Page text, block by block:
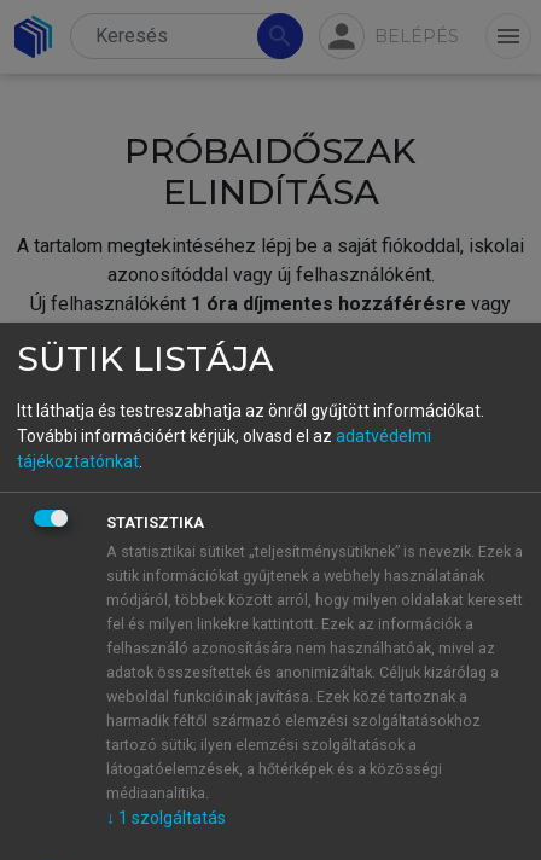
search person BELÉPÉS menu
PRÓBAIDŐSZAK
ELINDÍTÁSA
A tartalom megtekintéséhez lépj be a saját fiókoddal, iskolai
azonosítóddal vagy új felhasználóként.
Új felhasználóként 1 óra díjmentes hozzáférésre vagy
fiókoddal,vagy hozz létre új fiókot.
A regisztráció után apróbaidőszakautomatikusan
BELÉPÉS SAJÁT FIÓKKAL
ÚJ FIÓK LÉTREHOZÁSA
1 óra díjmentes hozzáférés
E-MAIL-CÍM
SÜTIK LISTÁJA
Itt láthatja és testreszabhatja az önről gyűjtött információkat.
További információért kérjük, olvasd el az adatvédelmi
tájékoztatónkat
STATISZTIKA
A statisztikai sütiket „teljesítménysütiknek” is nevezik. Ezek a
sütik információkat gyűjtenek a webhely használatának
módjáról, többek között arról, hogy milyen oldalakat keresett
fel és milyen linkekre kattintott. Ezek az információk a
felhasználó azonosítására nem használhatóak, mivel az
adatok összesítettek és anonimizáltak. Céljuk kizárólag a
weboldal funkcióinak javítása. Ezek közé tartoznak a
harmadik féltől származó elemzési szolgáltatásokhoz
tartozó sütik; ilyen elemzési szolgáltatások a
látogatóelemzések, a hőtérképek és a közösségi
médiaanalitika.
↓ 1 szolgáltatás